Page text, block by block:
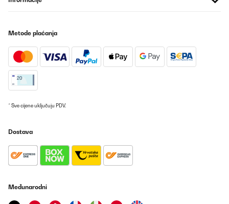
Metode plaćanja
* Sve cijene uključuju PDV.
Dostava
Međunarodni